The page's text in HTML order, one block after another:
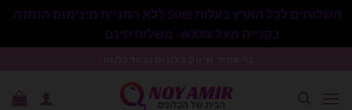
משלוחים לכל הארץ בעלות 50₪ ללא התניית מינימום הזמנה.
בקנייה מעל 600₪- משלוח חינם.